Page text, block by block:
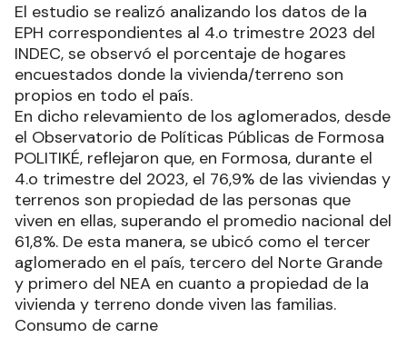
El estudio se realizó analizando los datos de la
EPH correspondientes al 4.o trimestre 2023 del
INDEC, se observó el porcentaje de hogares
encuestados donde la vivienda/terreno son
propios en todo el país.
En dicho relevamiento de los aglomerados, desde
el Observatorio de Políticas Públicas de Formosa
POLITIKÉ, reflejaron que, en Formosa, durante el
4.o trimestre del 2023, el 76,9% de las viviendas y
terrenos son propiedad de las personas que
viven en ellas, superando el promedio nacional del
61,8%. De esta manera, se ubicó como el tercer
aglomerado en el país, tercero del Norte Grande
y primero del NEA en cuanto a propiedad de la
vivienda y terreno donde viven las familias.
Consumo de carne